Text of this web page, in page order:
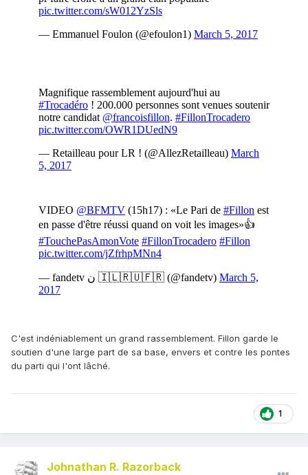
C'est indéniablement un grand rassemblement. Fillon garde le
soutien d'une large part de sa base, envers et contre les pontes
du parti qui l'ont lâché.
1
Johnathan R. Razorback